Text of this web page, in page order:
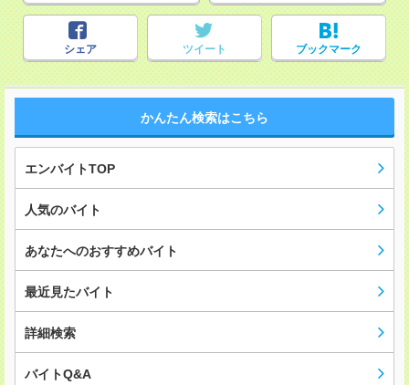
シェア ツイート ブックマーク
かんたん検索はこちら
エンバイトTOP
人気のバイト
あなたへのおすすめバイト
最近見たバイト
詳細検索
バイトQ&A